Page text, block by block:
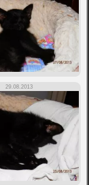
29.08.2013